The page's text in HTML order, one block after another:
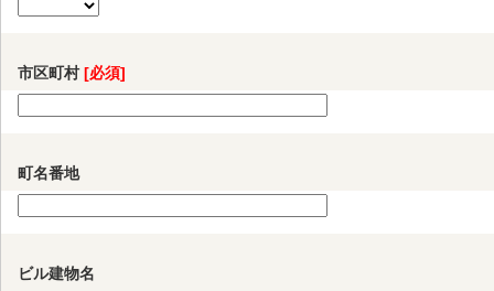
市区町村[必須]
町名番地
ビル建物名